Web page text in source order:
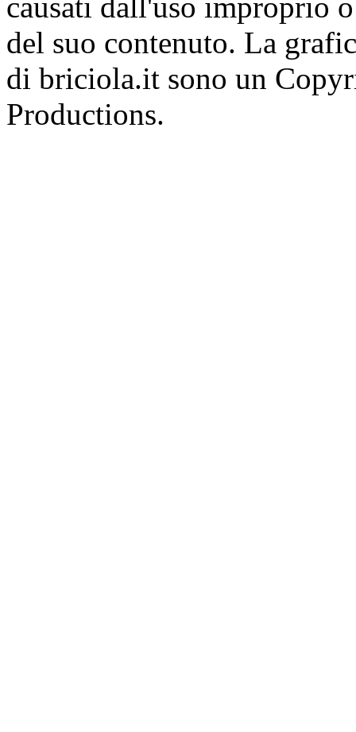
del suo contenuto. La
di briciola.it sono un
Productions.